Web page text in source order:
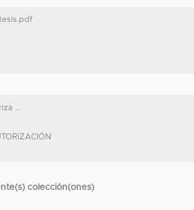
...
colección(ones)